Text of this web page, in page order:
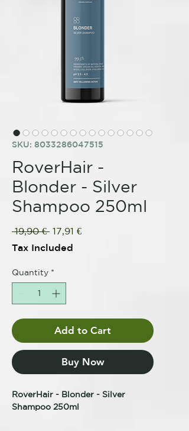
SKU: 8033286047515
RoverHair -
Blonder - Silver
Shampoo 250ml
19,90 € Regular
Price
17,91 €Sale
Tax Included
Quantity *
Add to Cart
Buy Now
RoverHair - Blonder - Silver
Shampoo 250ml